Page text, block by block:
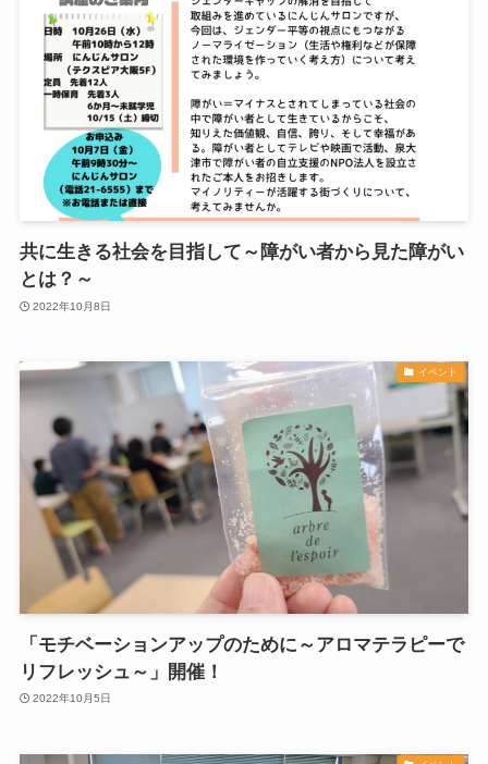
共に生きる社会を目指して～障がい者から見た障がい
とは？～
2022年10月8日
イベント
「モチベーションアップのために～アロマテラピーで
リフレッシュ～」開催！
2022年10月5日